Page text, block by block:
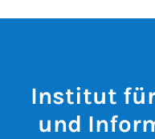
Institut
und